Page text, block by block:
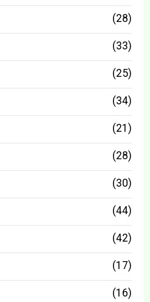
(28)
(33)
(25)
(34)
(21)
(28)
(30)
(44)
(42)
(17)
(16)